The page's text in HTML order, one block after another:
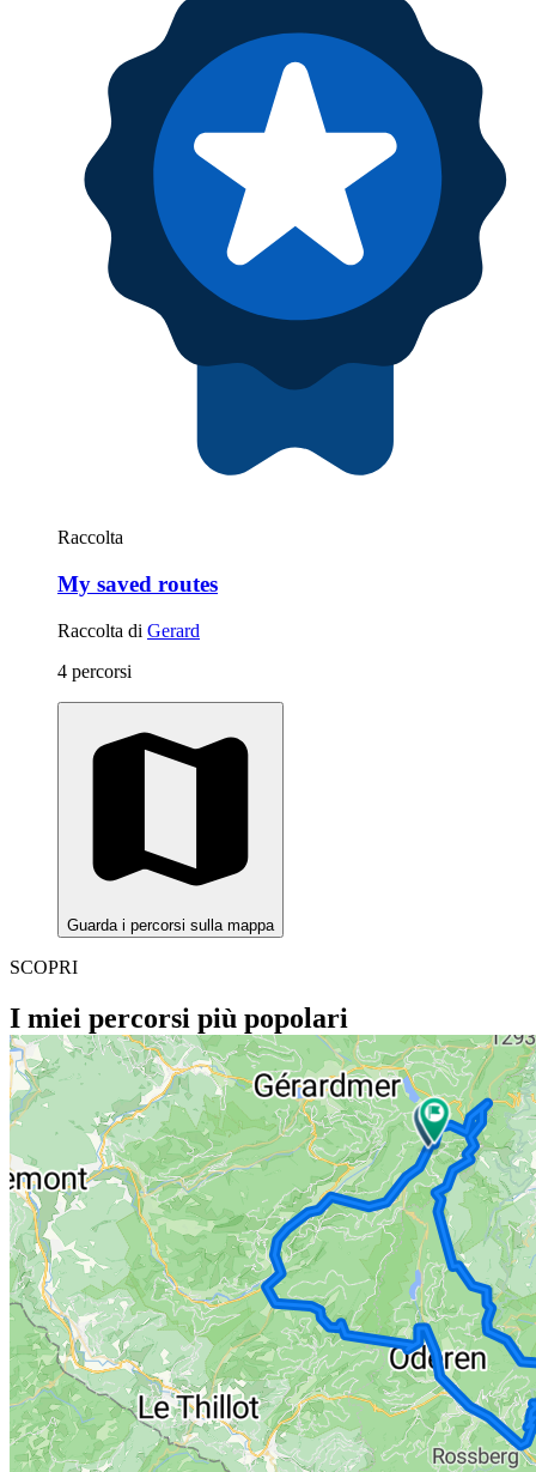
Raccolta
My saved routes
Raccolta di Gerard
4 percorsi
Guarda i percorsi sulla mappa
SCOPRI
I miei percorsi più popolari